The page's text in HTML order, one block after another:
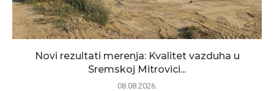
Novi rezultati merenja: Kvalitet vazduha u
Sremskoj Mitrovici...
08.08.2026.